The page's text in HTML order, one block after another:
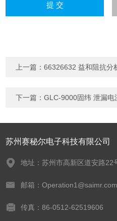
上一篇：66326632 益和阻抗分
下一篇：GLC-9000固纬 泄漏
苏州赛秘尔电子科技有限公司
地址：苏州市高新区道安路22
邮箱：Operation1@saimr.com
传真：86-0512-62519606